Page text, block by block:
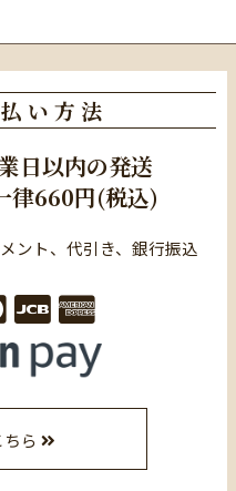
い方法
日以内の発送
律660円(税込)
ント、代引き、銀行振込
ら